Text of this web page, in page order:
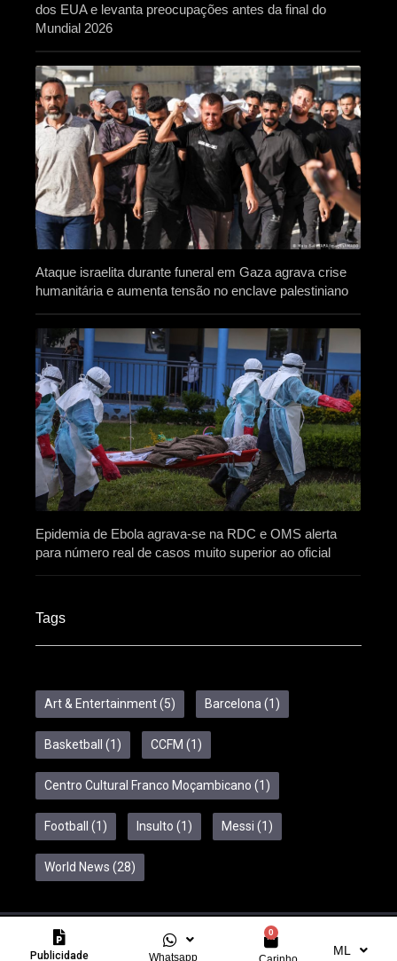
Publicidade Whatsapp
0
ML
dos EUA e levanta preocupações antes da final do
Mundial 2026
Ataque israelita durante funeral em Gaza agrava crise
humanitária e aumenta tensão no enclave palestiniano
Epidemia de Ebola agrava-se na RDC e OMS alerta
para número real de casos muito superior ao oficial
Tags
Art & Entertainment(5) Barcelona(1)
Basketball (1) CCFM (1)
Centro Cultural Franco Moçambicano (1)
Football (1) Insulto (1) Messi (1)
World News (28)
Copyright © 2024 Feelcom. All Rights Reserved.